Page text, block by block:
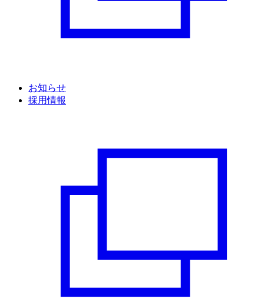
お知らせ
採用情報